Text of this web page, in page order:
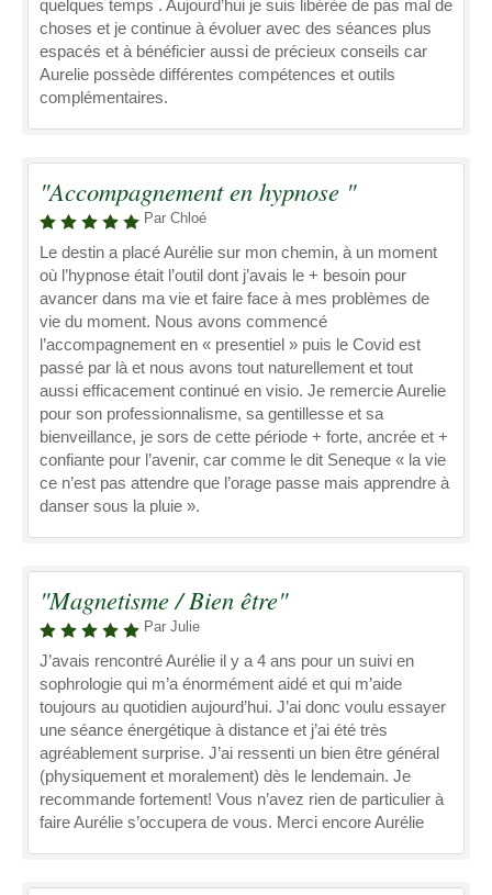
quelques temps . Aujourd’hui je suis libérée de pas mal de
choses et je continue à évoluer avec des séances plus
espacés et à bénéficier aussi de précieux conseils car
Aurelie possède différentes compétences et outils
complémentaires.
"Accompagnement en hypnose "
Par Chloé
Le destin a placé Aurélie sur mon chemin, à un moment
où l’hypnose était l’outil dont j’avais le + besoin pour
avancer dans ma vie et faire face à mes problèmes de
vie du moment. Nous avons commencé
l’accompagnement en « presentiel » puis le Covid est
passé par là et nous avons tout naturellement et tout
aussi efficacement continué en visio. Je remercie Aurelie
pour son professionnalisme, sa gentillesse et sa
bienveillance, je sors de cette période + forte, ancrée et +
confiante pour l’avenir, car comme le dit Seneque « la vie
ce n’est pas attendre que l’orage passe mais apprendre à
danser sous la pluie ».
"Magnetisme / Bien être"
Par Julie
J’avais rencontré Aurélie il y a 4 ans pour un suivi en
sophrologie qui m’a énormément aidé et qui m’aide
toujours au quotidien aujourd’hui. J’ai donc voulu essayer
une séance énergétique à distance et j’ai été très
agréablement surprise. J’ai ressenti un bien être général
(physiquement et moralement) dès le lendemain. Je
recommande fortement! Vous n’avez rien de particulier à
faire Aurélie s’occupera de vous. Merci encore Aurélie